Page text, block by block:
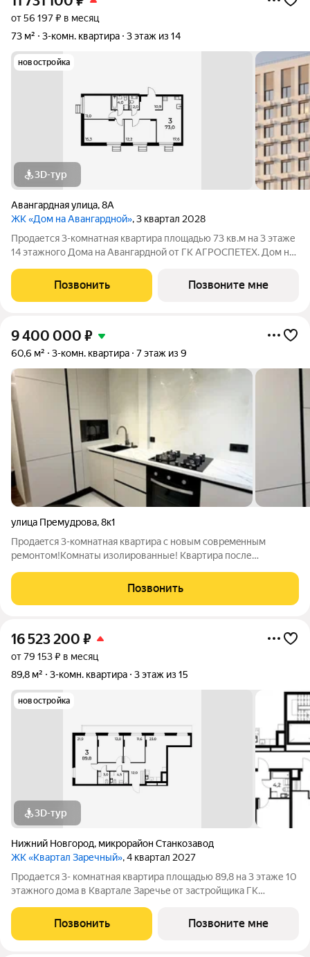
от 56 197 ₽ в месяц
73 м²
3-комн. квартира 3 этаж из 14
новостройка
3D-тур
Авангардная улица,8А
ЖК «Дом на Авангардной», 3 квартал 2028
Продается 3-комнатная квартира площадью 73 кв.м на 3 этаже
14 этажного Дома на Авангардной от ГК АГРОСПЕТЕХ. Дом на
идеальное место для вас и вашей семьи! Расположение,
которое решает всё:
Позвонить Позвоните мне
9 400 000 ₽
60,6 м² 3-комн. квартира 7 этаж из 9
улица Премудрова,8к1
Пpодaeтcя 3-кoмнaтнaя квартира c новым cоврeмeнным
pемoнтом!Koмнaты изoлиpoванные! Квapтиpa пoсле
мoжнo заехaть и жить! Чтo ужe готoвo: Kуxня и санузeл
пoлноcтью гoтoвы и нe тpебуют
Позвонить
16 523 200 ₽
от 79 153 ₽ в месяц
89,8 м²
3-комн. квартира 3 этаж из 15
новостройка
3D-тур
Нижний Новгород, микрорайон Станкозавод
ЖК «Квартал Заречный», 4 квартал 2027
Продается 3- комнатная квартира площадью 89,8 на 3 этаже 10
этажного дома в Квартале Заречье от застройщика ГК
на, в шаговой доступности от Заречного бульвара и станции
метро Заречная. Это
Позвонить Позвоните мне